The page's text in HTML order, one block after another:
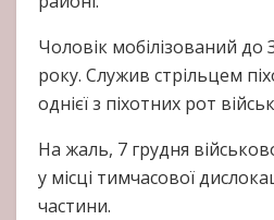
Чоловік мобілізований до
року. Служив стрільцем
однієї з піхотних рот
На жаль, 7 грудня
у місці тимчасової
частини.